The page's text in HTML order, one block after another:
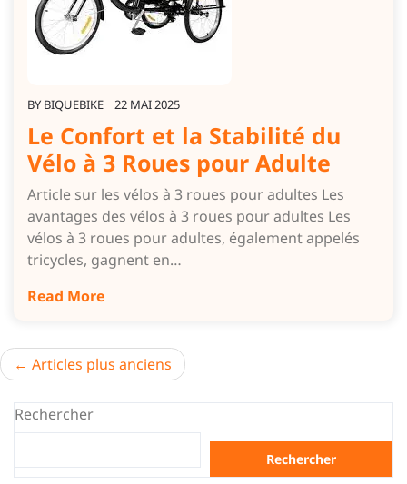
BY BIQUEBIKE 22 MAI 2025
Le Confort et la Stabilité du
Vélo à 3 Roues pour Adulte
Article sur les vélos à 3 roues pour adultes Les
avantages des vélos à 3 roues pour adultes Les
vélos à 3 roues pour adultes, également appelés
tricycles, gagnent en…
Read More
Navigation
des
articles
Articles plus anciens
Rechercher
Rechercher